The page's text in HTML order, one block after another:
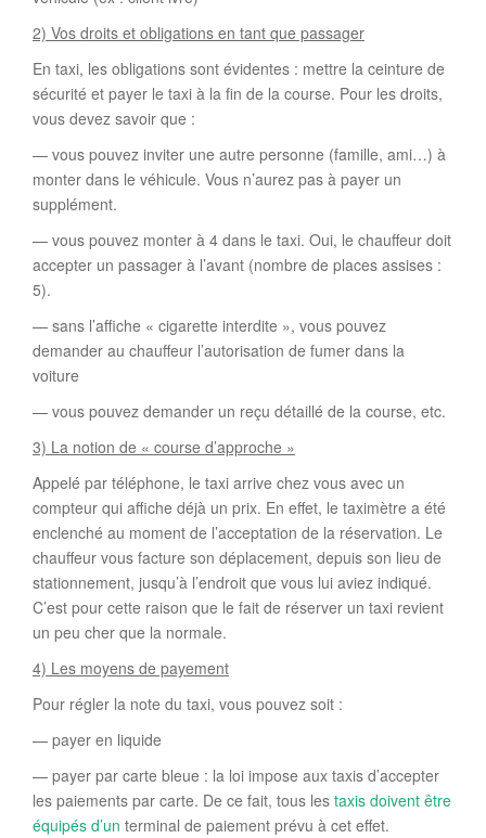
2) Vos droits et obligations en tant que passager
En taxi, les obligations sont évidentes : mettre la ceinture de
sécurité et payer le taxi à la fin de la course. Pour les droits,
vous devez savoir que :
— vous pouvez inviter une autre personne (famille, ami…) à
monter dans le véhicule. Vous n’aurez pas à payer un
supplément.
— vous pouvez monter à 4 dans le taxi. Oui, le chauffeur doit
accepter un passager à l’avant (nombre de places assises :
5).
— sans l’affiche « cigarette interdite », vous pouvez
demander au chauffeur l’autorisation de fumer dans la
voiture
— vous pouvez demander un reçu détaillé de la course, etc.
3) La notion de « course d’approche »
Appelé par téléphone, le taxi arrive chez vous avec un
compteur qui affiche déjà un prix. En effet, le taximètre a été
enclenché au moment de l’acceptation de la réservation. Le
chauffeur vous facture son déplacement, depuis son lieu de
stationnement, jusqu’à l’endroit que vous lui aviez indiqué.
C’est pour cette raison que le fait de réserver un taxi revient
un peu cher que la normale.
4) Les moyens de payement
Pour régler la note du taxi, vous pouvez soit :
— payer en liquide
— payer par carte bleue : la loi impose aux taxis d’accepter
les paiements par carte. De ce fait, tous les taxis doivent être
équipés d’un terminal de paiement prévu à cet effet.